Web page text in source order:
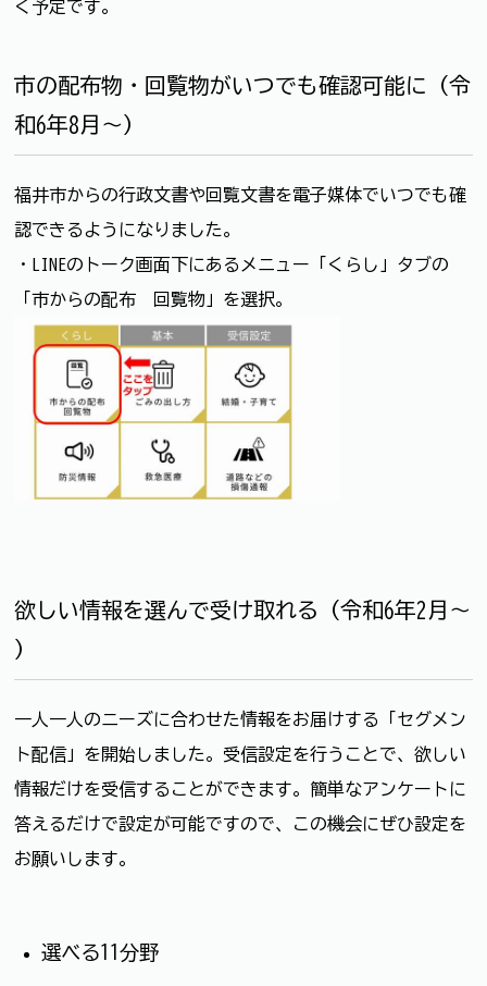
く予定です。
市の配布物・回覧物がいつでも確認可能に（令
和6年8月～）
福井市からの行政文書や回覧文書を電子媒体でいつでも確
認できるようになりました。
・LINEのトーク画面下にあるメニュー「くらし」タブの
「市からの配布 回覧物」を選択。
欲しい情報を選んで受け取れる（令和6年2月～
）
一人一人のニーズに合わせた情報をお届けする「セグメン
ト配信」を開始しました。受信設定を行うことで、欲しい
情報だけを受信することができます。簡単なアンケートに
答えるだけで設定が可能ですので、この機会にぜひ設定を
お願いします。
選べる11分野